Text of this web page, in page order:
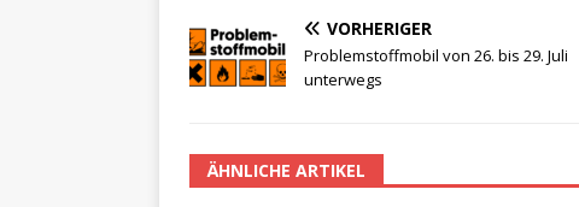
VORHERIGER
Problemstoffmobil von 26. bis 29. Juli
unterwegs
ÄHNLICHE ARTIKEL